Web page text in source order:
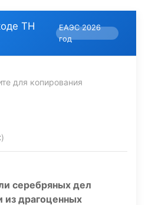
ТН
ЕАЭС 2026
год
для копирования
серебряных дел
из драгоценных